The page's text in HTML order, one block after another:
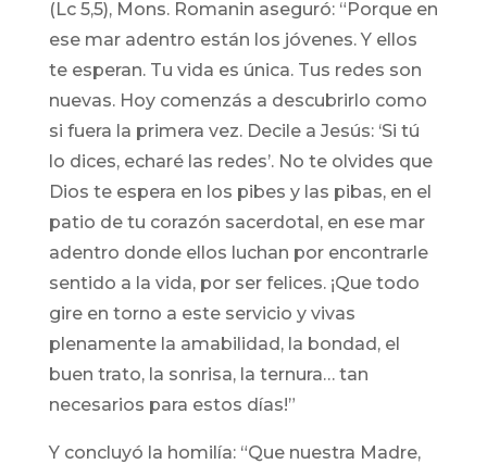
(Lc 5,5), Mons. Romanin aseguró: “Porque en
ese mar adentro están los jóvenes. Y ellos
te esperan. Tu vida es única. Tus redes son
nuevas. Hoy comenzás a descubrirlo como
si fuera la primera vez. Decile a Jesús: ‘Si tú
lo dices, echaré las redes’. No te olvides que
Dios te espera en los pibes y las pibas, en el
patio de tu corazón sacerdotal, en ese mar
adentro donde ellos luchan por encontrarle
sentido a la vida, por ser felices. ¡Que todo
gire en torno a este servicio y vivas
plenamente la amabilidad, la bondad, el
buen trato, la sonrisa, la ternura… tan
necesarios para estos días!”
Y concluyó la homilía: “Que nuestra Madre,